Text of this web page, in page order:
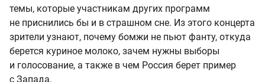
темы, которые участникам других программ
не приснились бы и в страшном сне. Из этого концерта
зрители узнают, почему бомжи не пьют фанту, откуда
берется куриное молоко, зачем нужны выборы
и голосование, а также в чем Россия берет пример
с Запада.